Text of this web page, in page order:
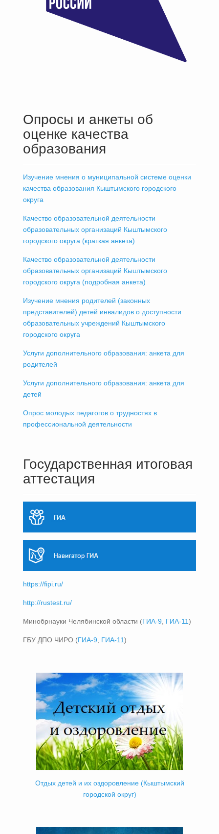
Опросы и анкеты об
оценке качества
образования
Изучение мнения о муниципальной системе оценки
качества образования Кыштымского городского
округа
Качество образовательной деятельности
образовательных организаций Кыштымского
городского округа (краткая анкета)
Качество образовательной деятельности
образовательных организаций Кыштымского
городского округа (подробная анкета)
Изучение мнения родителей (законных
представителей) детей инвалидов о доступности
образовательных учреждений Кыштымского
городского округа
Услуги дополнительного образования: анкета для
родителей
Услуги дополнительного образования: анкета для
детей
Опрос молодых педагогов о трудностях в
профессиональной деятельности
Государственная итоговая
аттестация
https://fipi.ru/
http://rustest.ru/
Минобрнауки Челябинской области (ГИА-9 ГИА-11)
ГБУ ДПО ЧИРО (ГИА-9 ГИА-11)
Отдых детей и их оздоровление (Кыштымский
городской округ)